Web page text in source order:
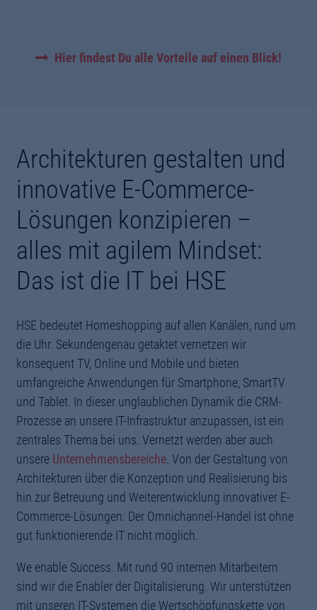
Hier findest Du alle Vorteile auf einen Blick!
Architekturen gestalten und
innovative E-Commerce-
Lösungen konzipieren –
alles mit agilem Mindset:
Das ist die IT bei HSE
HSE bedeutet Homeshopping auf allen Kanälen, rund um
die Uhr. Sekundengenau getaktet vernetzen wir
konsequent TV, Online und Mobile und bieten
umfangreiche Anwendungen für Smartphone, SmartTV
und Tablet. In dieser unglaublichen Dynamik die CRM-
Prozesse an unsere IT-Infrastruktur anzupassen, ist ein
zentrales Thema bei uns. Vernetzt werden aber auch
unsere Unternehmensbereiche. Von der Gestaltung von
Architekturen über die Konzeption und Realisierung bis
hin zur Betreuung und Weiterentwicklung innovativer E-
Commerce-Lösungen: Der Omnichannel-Handel ist ohne
gut funktionierende IT nicht möglich.
We enable Success. Mit rund 90 internen Mitarbeitern
sind wir die Enabler der Digitalisierung. Wir unterstützen
mit unseren IT-Systemen die Wertschöpfungskette von